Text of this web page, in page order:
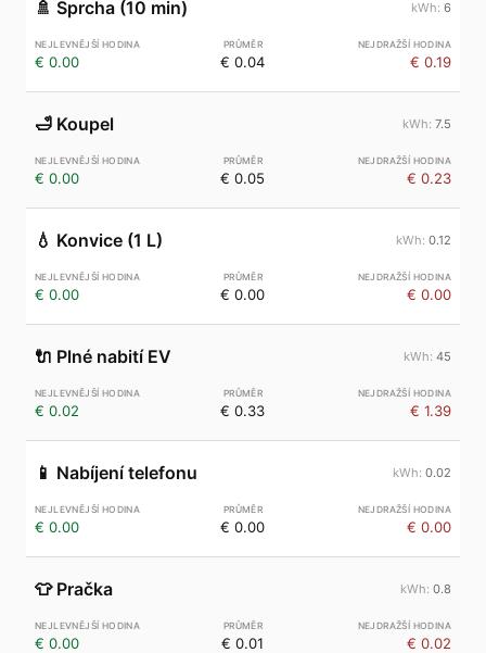
🚿 Sprcha (10 min) 6
€ 0.00 € 0.04 € 0.19
🛁 Koupel 7.5
€ 0.00 € 0.05 € 0.23
💧 Konvice (1 L) 0.12
€ 0.00 € 0.00 € 0.00
🔌 Plné nabití EV 45
€ 0.02 € 0.33 € 1.39
📱 Nabíjení telefonu 0.02
€ 0.00 € 0.00 € 0.00
👕 Pračka 0.8
€ 0.00 € 0.01 € 0.02